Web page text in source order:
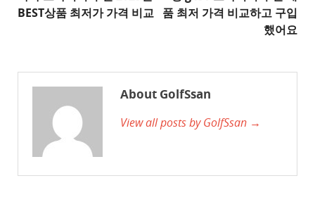
트
천
BEST상품 최저가 가격 비교 품 최저 가격 비교하고 구입
했어요
About GolfSsan
View all posts by GolfSsan →